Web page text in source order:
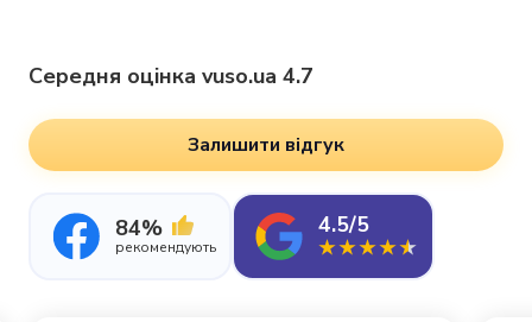
Середня оцінка vuso.ua 4.7
84%
рекомендують
4.5/5
Залишити відгук